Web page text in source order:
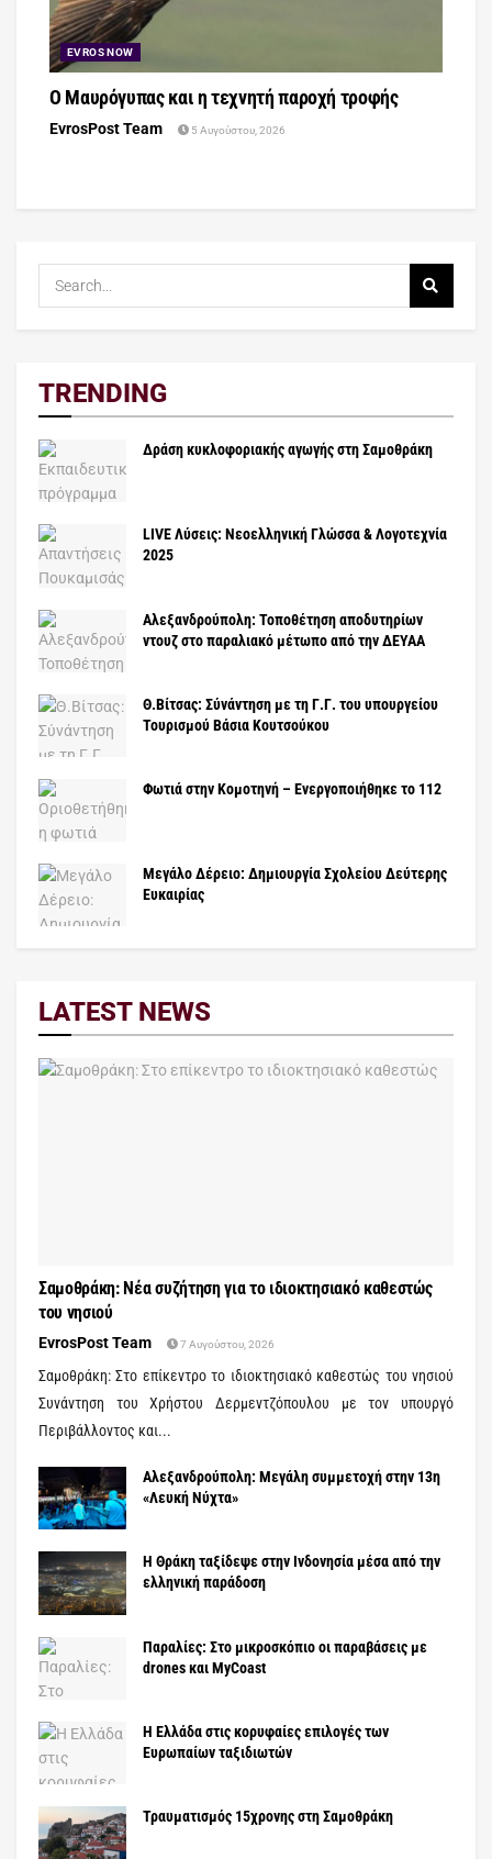
EVROS NOW
Ο Μαυρόγυπας και η τεχνητή παροχή τροφής
EvrosPost Team 5 Αυγούστου, 2026
TRENDING
Δράση κυκλοφοριακής αγωγής στη Σαμοθράκη
LIVE Λύσεις: Νεοελληνική Γλώσσα & Λογοτεχνία
2025
Αλεξανδρούπολη: Τοποθέτηση αποδυτηρίων
ντουζ στο παραλιακό μέτωπο από την ΔΕΥΑΑ
Θ.Βίτσας: Σύνάντηση με τη Γ.Γ. του υπουργείου
Τουρισμού Βάσια Κουτσούκου
Φωτιά στην Κομοτηνή – Ενεργοποιήθηκε το 112
Μεγάλο Δέρειο: Δημιουργία Σχολείου Δεύτερης
Ευκαιρίας
LATEST NEWS
Σαμοθράκη: Νέα συζήτηση για το ιδιοκτησιακό καθεστώς
του νησιού
EvrosPost Team 7 Αυγούστου, 2026
Σαμοθράκη: Στο επίκεντρο το ιδιοκτησιακό καθεστώς του νησιού
Συνάντηση του Χρήστου Δερμεντζόπουλου με τον υπουργό
Περιβάλλοντος και...
Αλεξανδρούπολη: Μεγάλη συμμετοχή στην 13η
«Λευκή Νύχτα»
Η Θράκη ταξίδεψε στην Ινδονησία μέσα από την
ελληνική παράδοση
Παραλίες: Στο μικροσκόπιο οι παραβάσεις με
drones και MyCoast
Η Ελλάδα στις κορυφαίες επιλογές των
Ευρωπαίων ταξιδιωτών
Τραυματισμός 15χρονης στη Σαμοθράκη